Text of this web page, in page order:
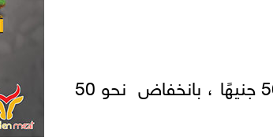
واستقر أيضًا سعر الدقيق بروتين 27 عند 5600 جنيهًا ، بانخفاض نحو 50